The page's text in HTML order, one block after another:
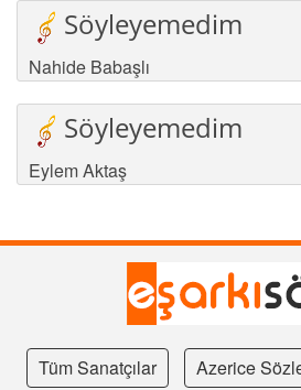
Söyleyemedim
Nahide Babaşlı
Söyleyemedim
Eylem Aktaş
Tüm Sanatçılar Azerice